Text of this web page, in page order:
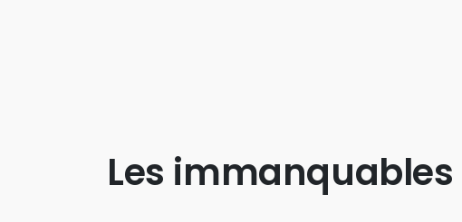
Les immanquables